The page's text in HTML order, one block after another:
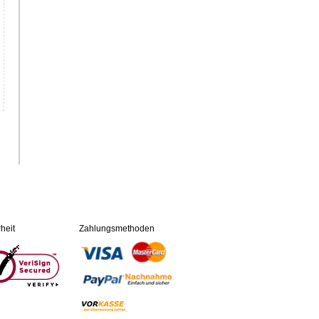
Zahlungsmethoden